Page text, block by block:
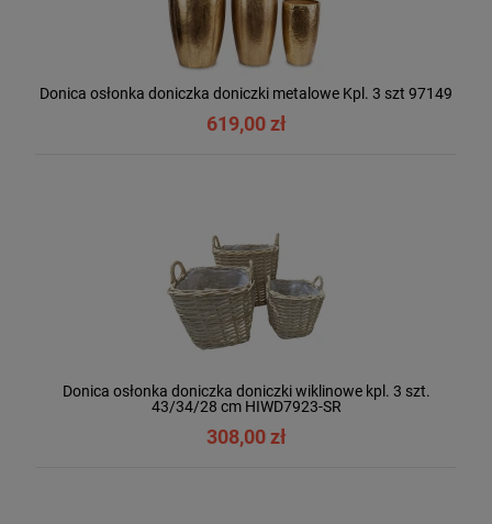
Donica osłonka doniczka doniczki metalowe Kpl. 3 szt 97149
619,00 zł
Donica osłonka doniczka doniczki wiklinowe kpl. 3 szt.
43/34/28 cm HIWD7923-SR
308,00 zł